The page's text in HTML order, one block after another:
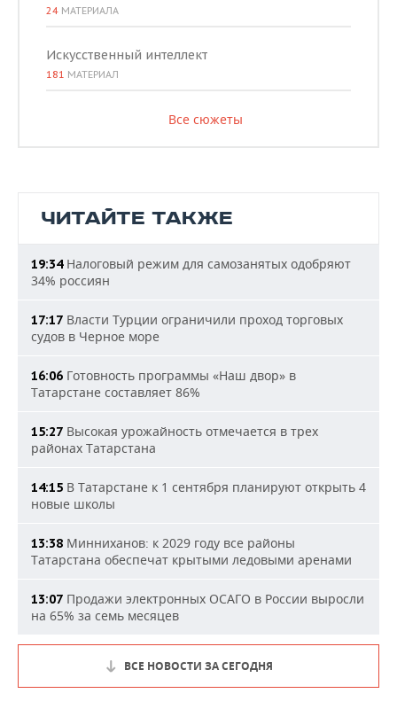
24 МАТЕРИАЛА
Искусственный интеллект
181 МАТЕРИАЛ
Все сюжеты
ЧИТАЙТЕ ТАКЖЕ
19:34Налоговый режим для самозанятых одобряют
34% россиян
17:17 Власти Турции ограничили проход торговых
судов в Черное море
16:06 Готовность программы «Наш двор» в
Татарстане составляет 86%
15:27 Высокая урожайность отмечается в трех
районах Татарстана
14:15 В Татарстане к 1 сентября планируют открыть 4
новые школы
13:38 Минниханов: к 2029 году все районы
Татарстана обеспечат крытыми ледовыми аренами
13:07 Продажи электронных ОСАГО в России выросли
на 65% за семь месяцев
ВСЕ НОВОСТИ ЗА СЕГОДНЯ